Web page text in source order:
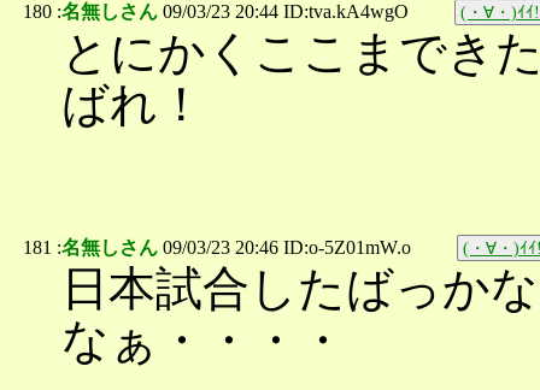
180 :名無しさん 09/03/23 20:44 ID:tva.kA4wgO (・∀・)ｲｲ
とにかくここまでき
ばれ！
181 :名無しさん 09/03/23 20:46 ID:o-5Z01mW.o (・∀・)ｲ
日本試合したばっか
なぁ・・・・